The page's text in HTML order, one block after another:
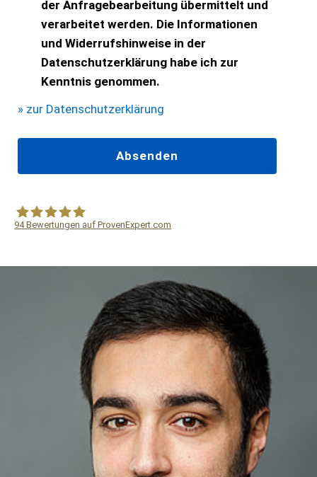
der Anfragebearbeitung übermittelt und
verarbeitet werden. Die Informationen
und Widerrufshinweise in der
Datenschutzerklärung habe ich zur
Kenntnis genommen.
» zur Datenschutzerklärung
94Bewertungen auf ProvenExpert.com